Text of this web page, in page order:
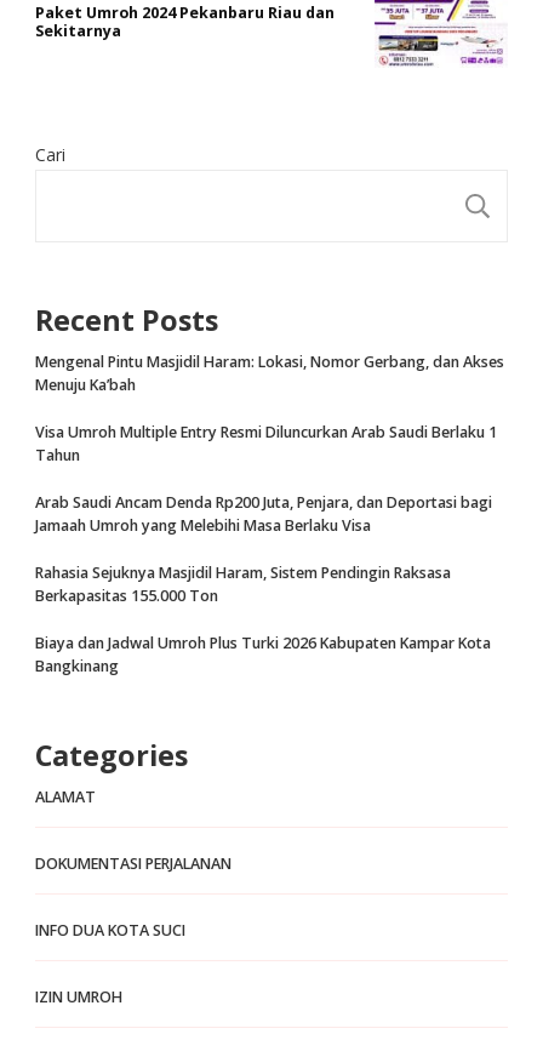
Paket Umroh 2024 Pekanbaru Riau dan
Sekitarnya
Cari
Recent Posts
Mengenal Pintu Masjidil Haram: Lokasi, Nomor Gerbang, dan Akses
Menuju Ka’bah
Visa Umroh Multiple Entry Resmi Diluncurkan Arab Saudi Berlaku 1
Tahun
Arab Saudi Ancam Denda Rp200 Juta, Penjara, dan Deportasi bagi
Jamaah Umroh yang Melebihi Masa Berlaku Visa
Rahasia Sejuknya Masjidil Haram, Sistem Pendingin Raksasa
Berkapasitas 155.000 Ton
Biaya dan Jadwal Umroh Plus Turki 2026 Kabupaten Kampar Kota
Bangkinang
Categories
ALAMAT
DOKUMENTASI PERJALANAN
INFO DUA KOTA SUCI
IZIN UMROH